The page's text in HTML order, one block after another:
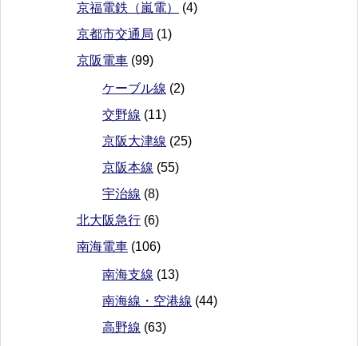
京福電鉄（嵐電）
(4)
京都市交通局 (1)
京阪電車 (99)
ケーブル線 (2)
交野線 (11)
京阪大津線 (25)
京阪本線 (55)
宇治線 (8)
北大阪急行 (6)
南海電車 (106)
南海支線 (13)
南海線・空港線 (44)
高野線 (63)